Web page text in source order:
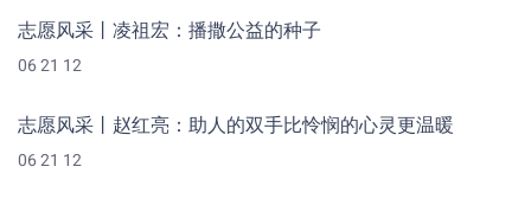
志愿风采丨凌祖宏：播撒公益的种子
06 21 12
志愿风采丨赵红亮：助人的双手比怜悯的心灵更温暖
06 21 12